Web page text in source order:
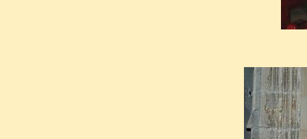
composé de diverses